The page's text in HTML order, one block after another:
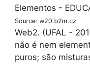
Source: w20.b2m.cz
Web2. (UFAL -
não é nem
puros; são